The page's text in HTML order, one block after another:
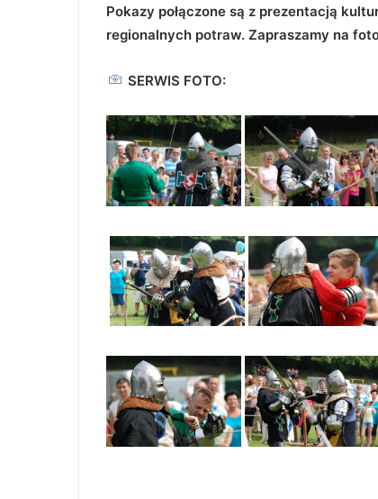
Pokazy połączone są z prezentacją
regionalnych potraw. Zapraszamy na
SERWIS FOTO: